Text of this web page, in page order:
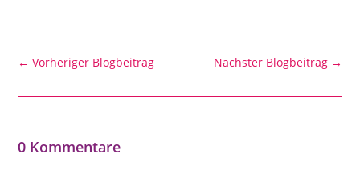
←Vorheriger Blogbeitrag Nächster Blogbeitrag→
0 Kommentare